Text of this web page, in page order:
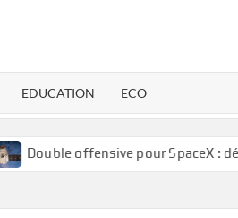
EDUCATION ECO
offensive pour SpaceX :